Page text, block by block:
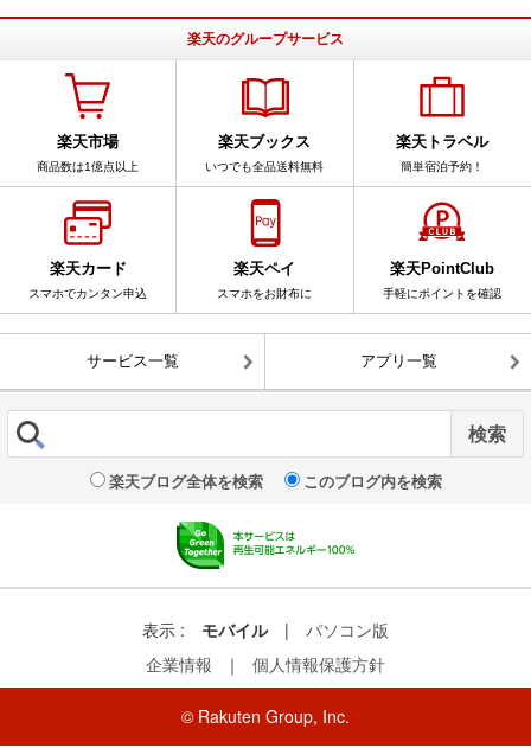
楽天のグループサービス
楽天市場
商品数は1億点以上
楽天ブックス
いつでも全品送料無料
楽天トラベル
簡単宿泊予約！
楽天カード
スマホでカンタン申込
楽天ペイ
スマホをお財布に
楽天PointClub
手軽にポイントを確認
サービス一覧 アプリ一覧
楽天ブログ全体を検索 このブログ内を検索
表示 : モバイル |
パソコン版
企業情報
｜ 個人情報保護方針
© Rakuten Group, Inc.